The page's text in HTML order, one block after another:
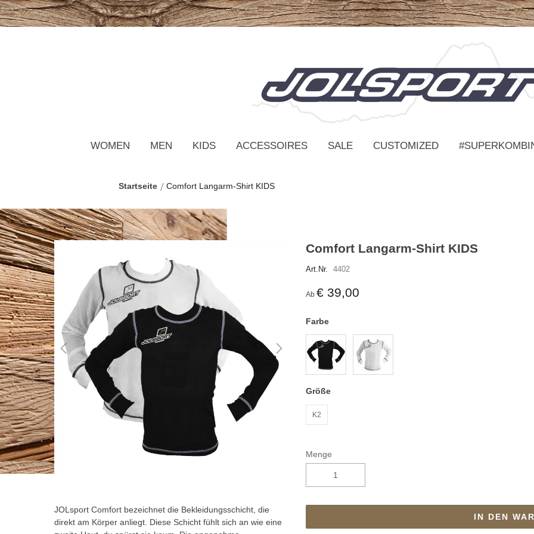
WOMEN MEN KIDS ACCESSOIRES SALE CUSTOMIZED
Startseite Comfort Langarm-Shirt KIDS
Comfort Langarm-Shirt KIDS
Art.Nr. 4402
Ab € 39,00
Farbe
Größe
K2
Menge
IN DEN
Zum
Ende
der
Bildgalerie
springen
Bildgalerie
JOLsport Comfort bezeichnet die Bekleidungsschicht, die
direkt am Körper anliegt. Diese Schicht fühlt sich an wie eine